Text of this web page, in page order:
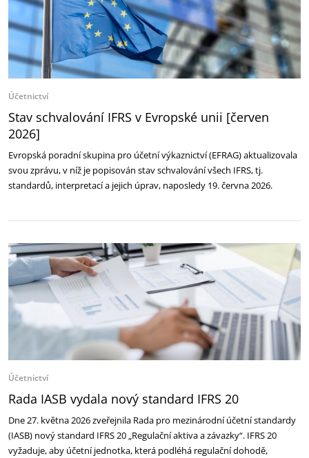
Účetnictví
Stav schvalování IFRS v Evropské unii [červen
2026]
Evropská poradní skupina pro účetní výkaznictví (EFRAG) aktualizovala
svou zprávu, v níž je popisován stav schvalování všech IFRS, tj.
standardů, interpretací a jejich úprav, naposledy 19. června 2026.
Účetnictví
Rada IASB vydala nový standard IFRS 20
Dne 27. května 2026 zveřejnila Rada pro mezinárodní účetní standardy
(IASB) nový standard IFRS 20 „Regulační aktiva a závazky“. IFRS 20
vyžaduje, aby účetní jednotka, která podléhá regulační dohodě,